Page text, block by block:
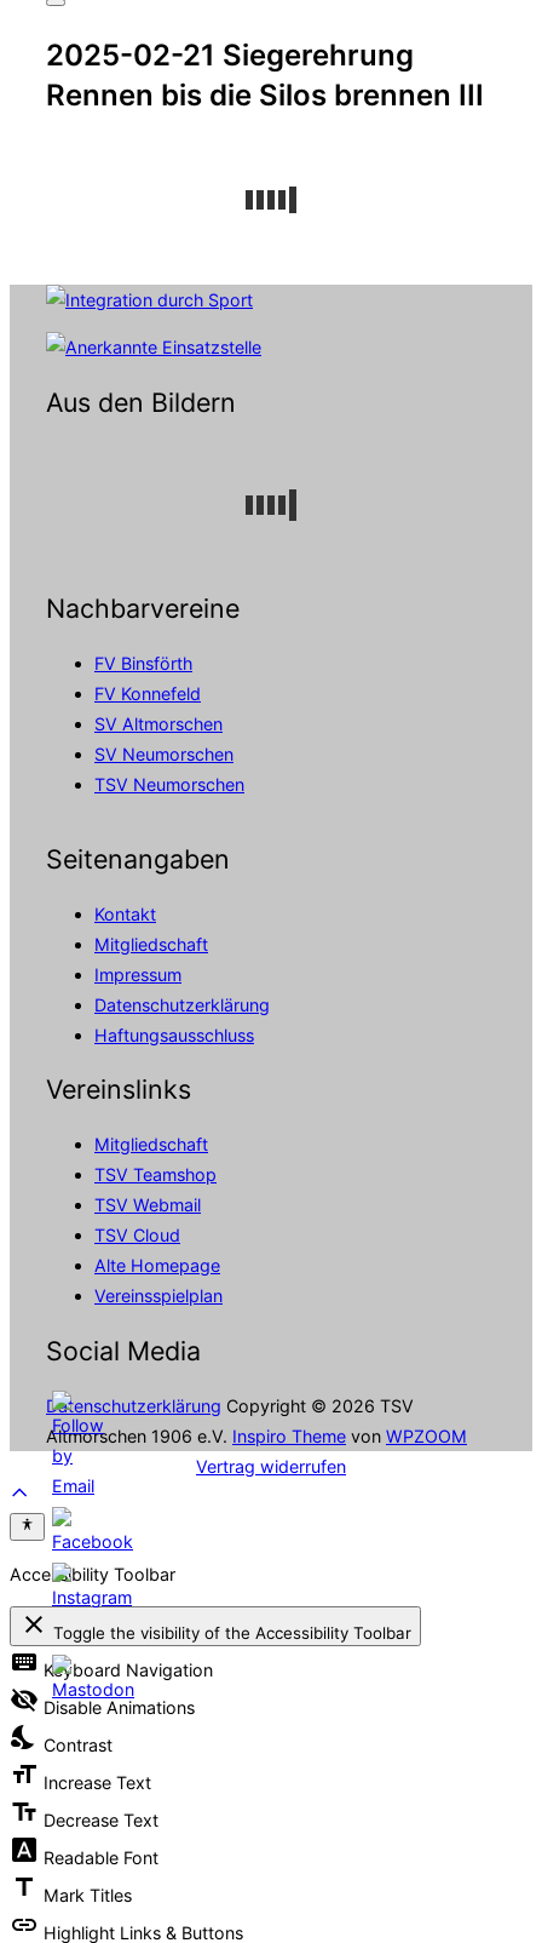
Seitenleiste
Navigation
umschalten
2025-02-21 Siegerehrung
Rennen bis die Silos brennen III
Aus den Bildern
Nachbarvereine
FV Binsförth
FV Konnefeld
SV Altmorschen
SV Neumorschen
TSV Neumorschen
Seitenangaben
Kontakt
Mitgliedschaft
Impressum
Datenschutzerklärung
Haftungsausschluss
Vereinslinks
Mitgliedschaft
TSV Teamshop
TSV Webmail
TSV Cloud
Alte Homepage
Vereinsspielplan
Social Media
Datenschutzerklärung Copyright © 2026 TSV
Altmorschen 1906 e.V. Inspiro Theme von WPZOOM
Vertrag widerrufen
Scroll
to
top
Accessibility Toolbar
close Toggle the visibility of the Accessibility Toolbar
keyboard Keyboard Navigation
visibility_off Disable Animations
nights_stay Contrast
format_size Increase Text
text_fields Decrease Text
font_download Readable Font
title Mark Titles
link Highlight Links & Buttons